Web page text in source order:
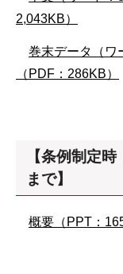
2,043KB）
巻末データ（ワ
（PDF：286KB）
【条例制定
まで】
概要（PPT：